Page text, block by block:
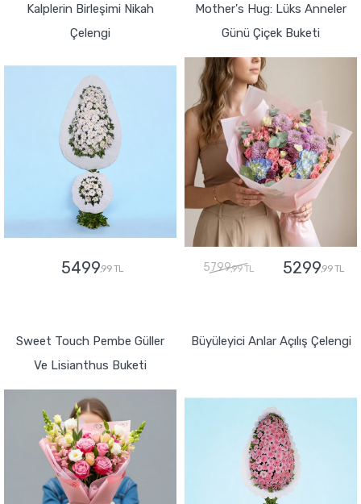
Kalplerin Birleşimi Nikah
Çelengi
5499,99 TL
Mother's Hug: Lüks Anneler
Günü Çiçek Buketi
5799,99 TL 5299,99 TL
Sweet Touch Pembe Güller
Ve Lisianthus Buketi
Büyüleyici Anlar Açılış Çelengi